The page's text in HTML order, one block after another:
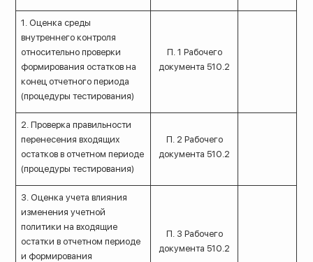
1. Оценка среды
внутреннего контроля
относительно проверки
формирования остатков на
конец отчетного периода
(процедуры тестирования)
П. 1 Рабочего
документа 510.2
2. Проверка правильности
перенесения входящих
остатков в отчетном периоде
(процедуры тестирования)
П. 2 Рабочего
документа 510.2
3. Оценка учета влияния
изменения учетной
политики на входящие
остатки в отчетном периоде
и формирования
П. 3 Рабочего
документа 510.2